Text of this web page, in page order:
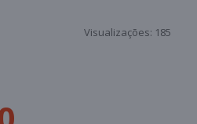
Visualizações: 185